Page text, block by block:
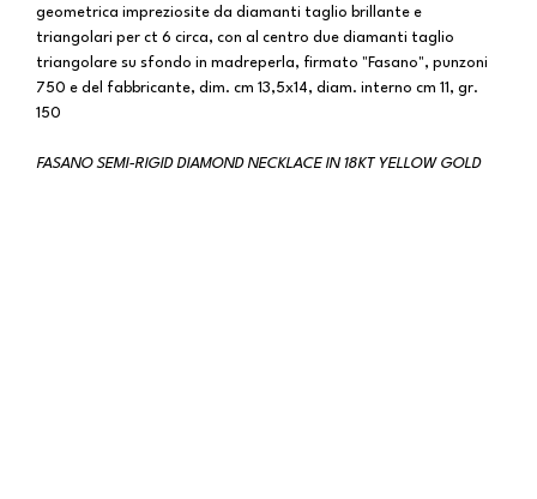
geometrica impreziosite da diamanti taglio brillante e
triangolari per ct 6 circa, con al centro due diamanti taglio
triangolare su sfondo in madreperla, firmato "Fasano", punzoni
750 e del fabbricante, dim. cm 13,5x14, diam. interno cm 11, gr.
150
FASANO SEMI-RIGID DIAMOND NECKLACE IN 18KT YELLOW GOLD